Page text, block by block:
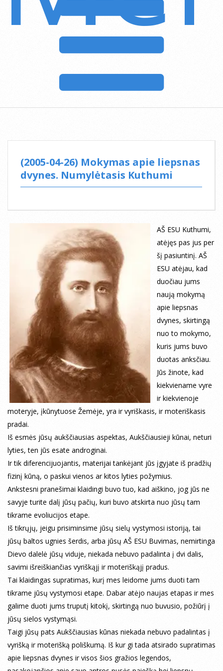
(2005-04-26) Mokymas apie liepsnas
dvynes. Numylėtasis Kuthumi
AŠ ESU Kuthumi,
atėjęs pas jus per
šį pasiuntinį. AŠ
ESU atėjau, kad
duočiau jums
naują mokymą
apie liepsnas
dvynes, skirtingą
nuo to mokymo,
kuris jums buvo
duotas anksčiau.
Jūs žinote, kad
kiekviename vyre
ir kiekvienoje
moteryje, įkūnytuose Žemėje, yra ir vyriškasis, ir moteriškasis
pradai.
Iš esmės jūsų aukščiausias aspektas, Aukščiausieji kūnai, neturi
lyties, ten jūs esate androginai.
Ir tik diferencijuojantis, materijai tankėjant jūs įgyjate iš pradžių
fizinį kūną, o paskui vienos ar kitos lyties požymius.
Ankstesni pranešimai klaidingi buvo tuo, kad aiškino, jog jūs ne
savyje turite dalį jūsų pačių, kuri buvo atskirta nuo jūsų tam
tikrame evoliucijos etape.
Iš tikrųjų, jeigu prisiminsime jūsų sielų vystymosi istoriją, tai
jūsų baltos ugnies šerdis, arba jūsų AŠ ESU Buvimas, nemirtinga
Dievo dalelė jūsų viduje, niekada nebuvo padalinta į dvi dalis,
savimi išreiškiančias vyriškąjį ir moteriškąjį pradus.
Tai klaidingas supratimas, kurį mes leidome jums duoti tam
tikrame jūsų vystymosi etape. Dabar atėjo naujas etapas ir mes
galime duoti jums truputį kitokį, skirtingą nuo buvusio, požiūrį į
jūsų sielos vystymąsi.
Taigi jūsų pats Aukščiausias kūnas niekada nebuvo padalintas į
vyrišką ir moterišką poliškumą. Iš kur gi tada atsirado supratimas
apie liepsnas dvynes ir visos šios gražios legendos,